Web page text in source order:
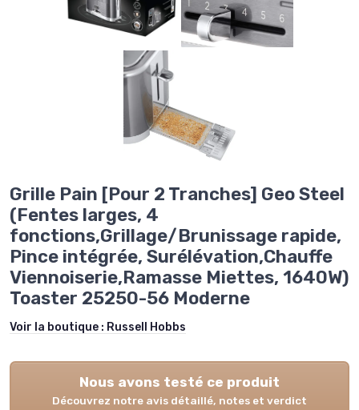
Grille Pain [Pour 2 Tranches] Geo Steel
(Fentes larges, 4
fonctions,Grillage/Brunissage rapide,
Pince intégrée, Surélévation,Chauffe
Viennoiserie,Ramasse Miettes, 1640W)
Toaster 25250-56 Moderne
Voir la boutique : Russell Hobbs
Nous avons testé ce produit
Découvrez notre avis détaillé, notes et verdict